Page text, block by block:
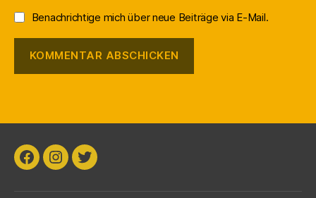
Benachrichtige mich über neue Beiträge via E-Mail.
Facebook
Instagram
Twitter